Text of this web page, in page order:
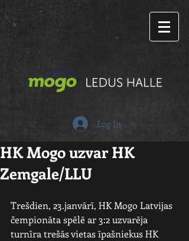
Log In
HK Mogo uzvar HK
Zemgale/LLU
Trešdien, 23.janvārī, HK Mogo Latvijas
čempionāta spēlē ar 3:2 uzvarēja
turnīra trešās vietas īpašniekus HK